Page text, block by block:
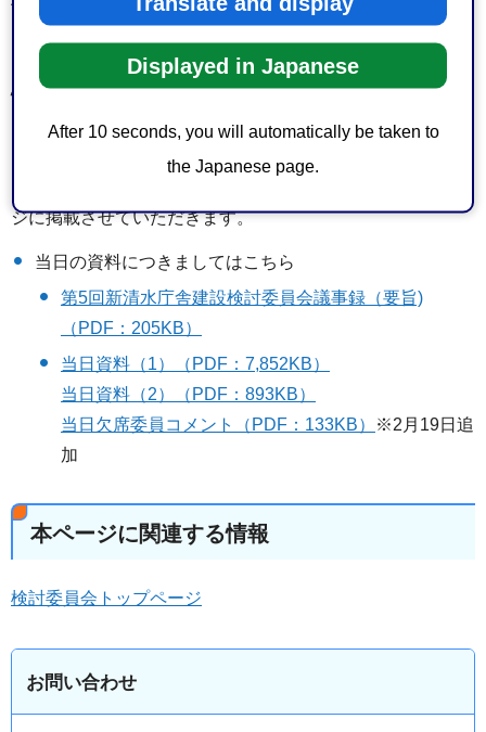
Displayed in Japanese
After 10 seconds, you will automatically be taken to
the Japanese page.
傍聴：可
※会場の都合上、ご来場の全ての方がご入場できない可能
性もあります。予めご承知おきください。
※公共交通機関をご利用いただきますようよろしくお願い
ジに掲載させていただきます。
当日の資料につきましてはこちら
第5回新清水庁舎建設検討委員会議事録（要旨)
（PDF：205KB）
当日資料（1）（PDF：7,852KB）
当日資料（2）（PDF：893KB）
当日欠席委員コメント（PDF：133KB）
※2月19日追
加
本ページに関連する情報
検討委員会トップページ
お問い合わせ